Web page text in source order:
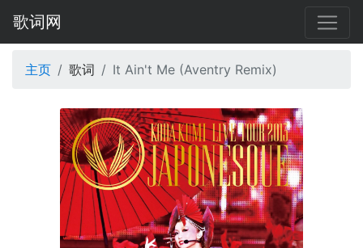
歌词网
主页 歌词 It Ain't Me (Aventry Remix)